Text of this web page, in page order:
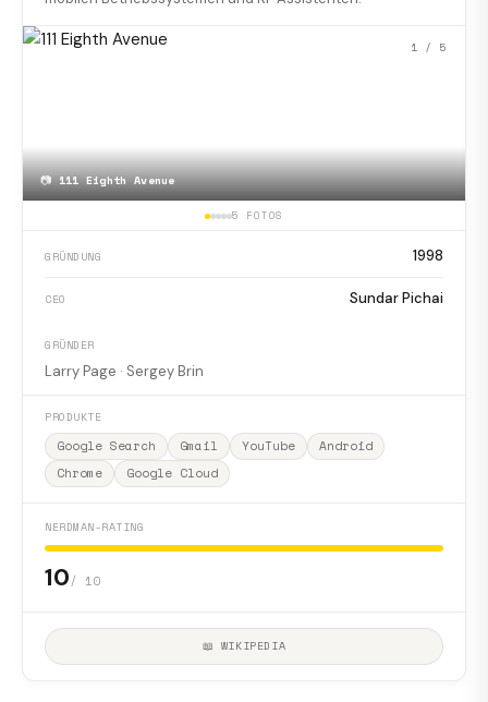
📷111 Eighth Avenue
1 / 5
5 FOTOS
GRÜNDUNG 1998
CEO Sundar Pichai
GRÜNDER
Larry Page · Sergey Brin
PRODUKTE
Google Search Gmail YouTube
Android
Chrome
Google Cloud
NERDMAN-RATING
10/ 10
📖 WIKIPEDIA